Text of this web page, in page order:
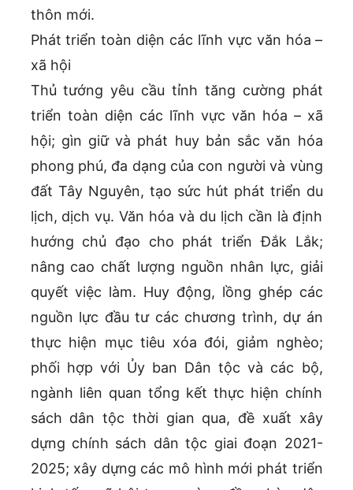
thôn mới.
Phát triển toàn diện các lĩnh vực văn hóa –
xã hội
Thủ tướng yêu cầu tỉnh tăng cường phát
triển toàn diện các lĩnh vực văn hóa – xã
hội; gìn giữ và phát huy bản sắc văn hóa
phong phú, đa dạng của con người và vùng
đất Tây Nguyên, tạo sức hút phát triển du
lịch, dịch vụ. Văn hóa và du lịch cần là định
hướng chủ đạo cho phát triển Đắk Lắk;
nâng cao chất lượng nguồn nhân lực, giải
quyết việc làm. Huy động, lồng ghép các
nguồn lực đầu tư các chương trình, dự án
thực hiện mục tiêu xóa đói, giảm nghèo;
phối hợp với Ủy ban Dân tộc và các bộ,
ngành liên quan tổng kết thực hiện chính
sách dân tộc thời gian qua, đề xuất xây
dựng chính sách dân tộc giai đoạn 2021-
2025; xây dựng các mô hình mới phát triển